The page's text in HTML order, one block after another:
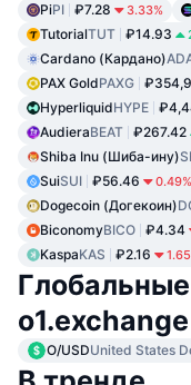
PiPI ₽7.28 3.33%
TutorialTUT ₽14.93
Cardano (Кардано)
PAX GoldPAXG
HyperliquidHYPE
AudieraBEAT ₽267.42
Shiba Inu (Шиба-ину)
SuiSUI ₽56.46 0.49%
Dogecoin (Догекоин)
BiconomyBICO ₽4.34
KaspaKAS ₽2.16
o1.exchange
O/USDUnited States